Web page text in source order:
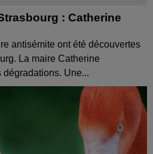
: Catherine
antisémite ont été découvertes
La maire Catherine
Une...